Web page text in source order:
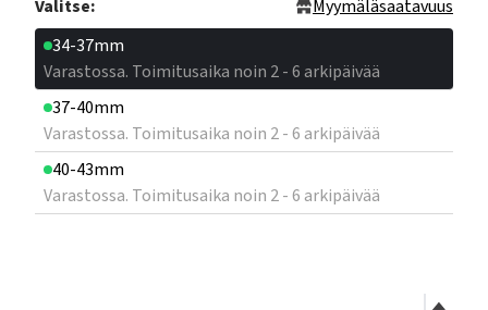
Valitse:
Myymäläsaatavuus
34-37mm
Varastossa. Toimitusaika noin 2 - 6 arkipäivää
37-40mm
Varastossa. Toimitusaika noin 2 - 6 arkipäivää
40-43mm
Varastossa. Toimitusaika noin 2 - 6 arkipäivää